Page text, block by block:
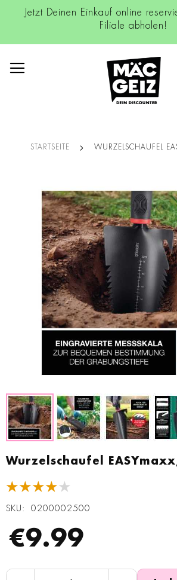
Jetzt Deinen Einkauf online
Filiale abholen!
STARTSEITE WURZELSCHAUFEL
Wurzelschaufel
★★★★★
SKU 0200002500
€9.99
Bildgalerie
Anfang
Bildgalerie